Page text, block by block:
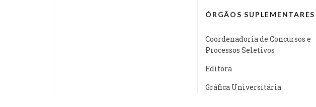
ÓRGÃOS SUPLEMENTARES
Coordenadoria de Concursos e
Processos Seletivos
Editora
Gráfica Universitária